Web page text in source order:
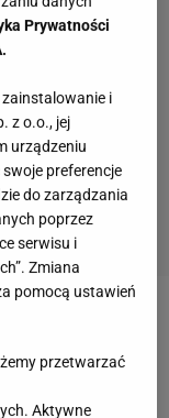
Prywatności
zainstalowanie i
z o.o., jej
urządzeniu
preferencje
do zarządzania
poprzez
serwisu i
Zmiana
pomocą ustawień
przetwarzać
Aktywne